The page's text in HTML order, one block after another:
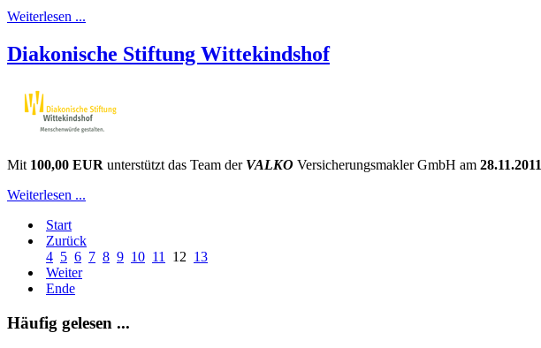
Weiterlesen ...
Diakonische Stiftung Wittekindshof
Mit 100,00 EUR unterstützt das Team der VALKO Versicherungsmakler GmbH am 28.11.2011
Weiterlesen ...
Start
Zurück
4 5 6 7 8 9 10 11 12 13
Weiter
Ende
Häufig gelesen ...